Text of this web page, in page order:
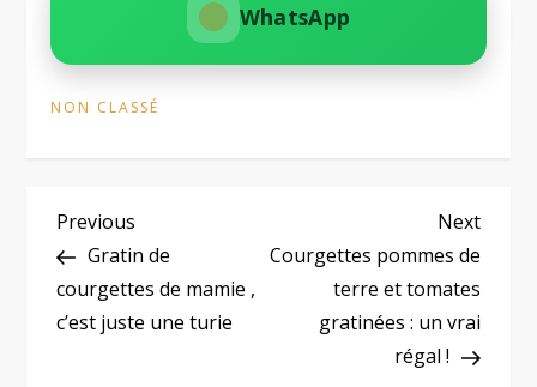
WhatsApp
NON CLASSÉ
N
a
v
Previous
Post
Previous
Gratin de
courgettes de mamie ,
c’est juste une turie
Next
Post
Next
Courgettes pommes de
terre et tomates
gratinées : un vrai
régal !